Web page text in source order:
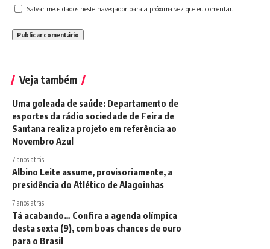
Salvar meus dados neste navegador para a próxima vez que eu comentar.
Veja também
Uma goleada de saúde: Departamento de
esportes da rádio sociedade de Feira de
Santana realiza projeto em referência ao
Novembro Azul
7 anos atrás
Albino Leite assume, provisoriamente, a
presidência do Atlético de Alagoinhas
7 anos atrás
Tá acabando… Confira a agenda olímpica
desta sexta (9), com boas chances de ouro
para o Brasil